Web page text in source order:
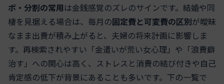
ボ・分割の常用は金銭感覚のズレのサインです。結婚や同
棲を見据える場合は、毎月の固定費と可変費の区別が曖昧
なまま出費が積み上がると、夫婦の将来計画に影響しま
す。再検索されやすい「金遣いが荒い女心理」や「浪費癖
治す」への関心は高く、ストレスと消費の結び付きや自己
肯定感の低下が背景にあることも多いです。下の一覧で